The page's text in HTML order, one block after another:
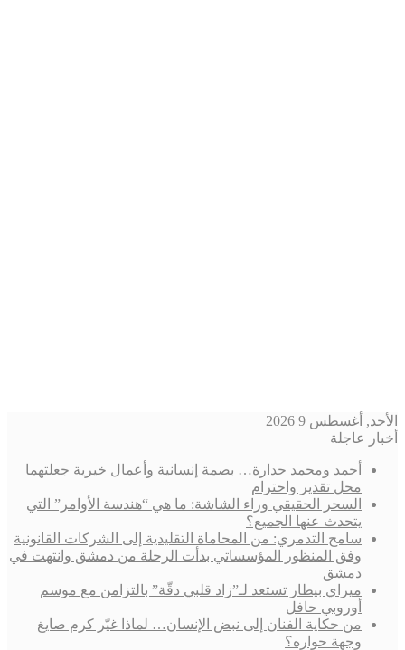
الأحد, أغسطس 9 2026
أخبار عاجلة
أحمد ومحمد حدارة… بصمة إنسانية وأعمال خيرية جعلتهما
محل تقدير واحترام
السحر الحقيقي وراء الشاشة: ما هي “هندسة الأوامر” التي
يتحدث عنها الجميع؟
سامح التدمري: من المحاماة التقليدية إلى الشركات القانونية
وفق المنظور المؤسساتي بدأت الرحلة من دمشق وانتهت في
دمشق
ميراي بيطار تستعد لـ”زاد قلبي دقّة” بالتزامن مع موسم
أوروبي حافل
من حكاية الفنان إلى نبض الإنسان… لماذا غيّر كرم صايغ
وجهة حواره؟